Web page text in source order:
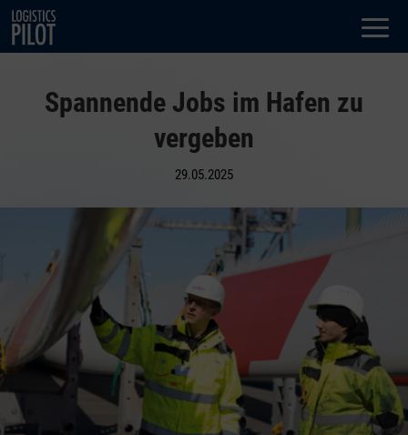
Dialog
window
Spannende Jobs im Hafen zu
vergeben
29.05.2025